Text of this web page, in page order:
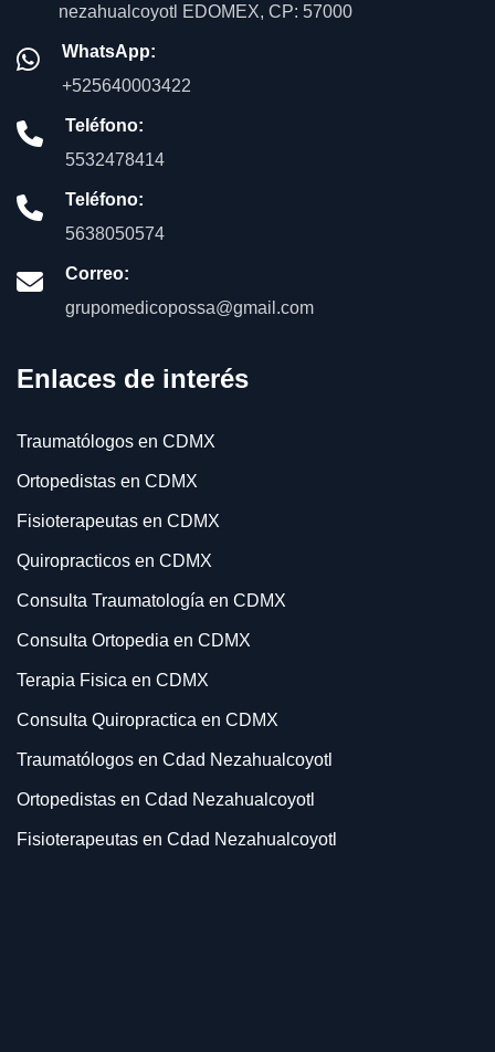
nezahualcoyotl EDOMEX, CP: 57000
WhatsApp:
+525640003422
Teléfono:
5532478414
Teléfono:
5638050574
Correo:
grupomedicopossa@gmail.com
Enlaces de interés
Traumatólogos en CDMX
Ortopedistas en CDMX
Fisioterapeutas en CDMX
Quiropracticos en CDMX
Consulta Traumatología en CDMX
Consulta Ortopedia en CDMX
Terapia Fisica en CDMX
Consulta Quiropractica en CDMX
Traumatólogos en Cdad Nezahualcoyotl
Ortopedistas en Cdad Nezahualcoyotl
Fisioterapeutas en Cdad Nezahualcoyotl